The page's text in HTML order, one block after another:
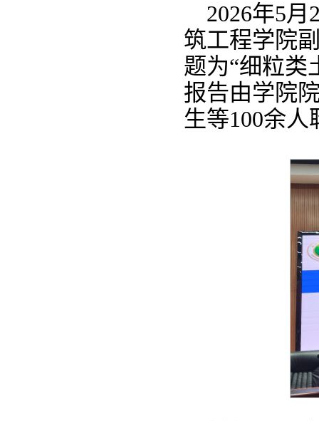
2026年5
筑工程学院
题为“细粒类
报告由学院
生等100余